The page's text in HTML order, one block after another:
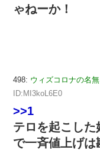
ゃねーか！
498: ウィズコロナの名
ID:MI3koL6E0
>>1
テロを起こし
で一斉値上げ